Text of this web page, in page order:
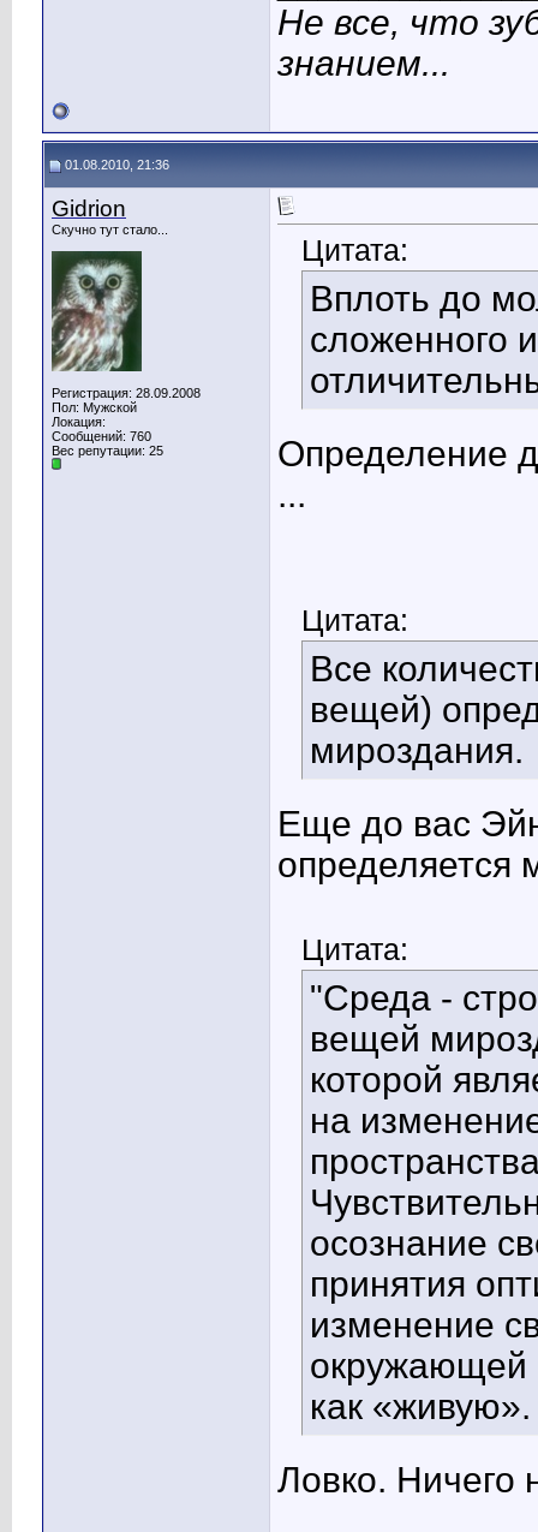
Не все, что
знанием...
01.08.2010, 21:36
Gidrion
Скучно тут стало...
Регистрация: 28.09.2008
Пол: Мужской
Локация:
Сообщений: 760
Вес репутации: 25
Цитата:
Вплоть до
сложенного
Определение
...
Цитата:
Все
вещей)
мироздания.
Еще до вас
определяется
Цитата:
"Среда -
вещей
которой
на
осознание
принятия
изменение
окружающей
как «живую».
Ловко. Ничего